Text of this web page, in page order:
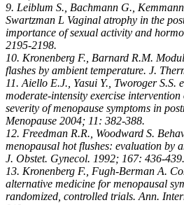
9. Leiblum S., Bachmann G.,
Swartzman L Vaginal atrophy in the
importance of sexual activity and
2195-2198.
10. Kronenberg F., Barnard R.M.
flashes by ambient temperature. J.
11. Aiello E.J., Yasui Y., Tworoger S.S.
moderate-intensity exercise
severity of menopause symptoms in
Menopause 2004; 11: 382-388.
12. Freedman R.R., Woodward S.
menopausal hot flushes: evaluation by
J. Obstet. Gynecol. 1992; 167: 436-439.
13. Kronenberg F., Fugh-Berman A.
alternative medicine for menopausal
randomized, controlled trials. Ann.